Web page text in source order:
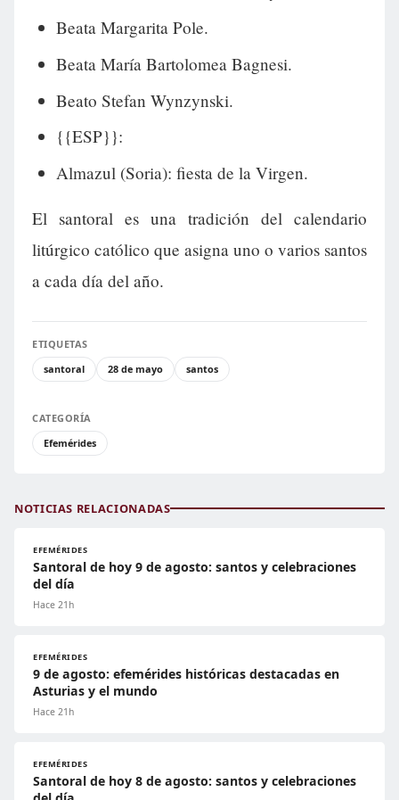
Beata Margarita Pole.
Beata María Bartolomea Bagnesi.
Beato Stefan Wynzynski.
{{ESP}}:
Almazul (Soria): fiesta de la Virgen.
El santoral es una tradición del calendario
litúrgico católico que asigna uno o varios santos
a cada día del año.
ETIQUETAS
santoral
28 de mayo santos
CATEGORÍA
Efemérides
NOTICIAS RELACIONADAS
EFEMÉRIDES
Santoral de hoy 9 de agosto: santos y celebraciones
del día
Hace 21h
EFEMÉRIDES
9 de agosto: efemérides históricas destacadas en
Asturias y el mundo
Hace 21h
EFEMÉRIDES
Santoral de hoy 8 de agosto: santos y celebraciones